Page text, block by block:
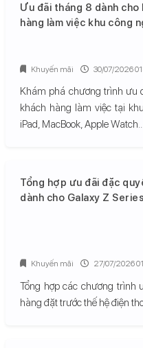
Ưu đãi tháng 8 dành cho
hàng làm việc khu công
Khám phá chương trình ưu
khách hàng làm việc tại
iPad, MacBook, Apple Watch...
Khuyến mãi 30/07/2026
Tổng hợp ưu đãi đặc
dành cho Galaxy Z
Tổng hợp các chương trình
hàng đặt trước thế hệ điện
Khuyến mãi 27/07/2026